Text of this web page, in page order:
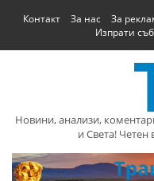
Контакт За нас За
Изпрати
Новини, анализи,
и Света! Четен